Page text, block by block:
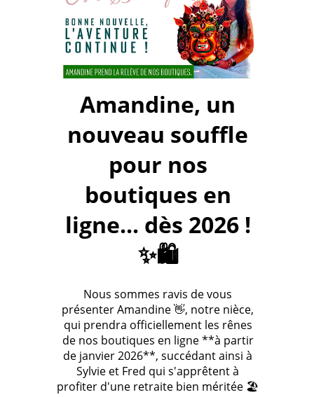
Amandine, un
nouveau souffle
pour nos
boutiques en
ligne... dès 2026 !
✨🛍️
Nous sommes ravis de vous
présenter Amandine 👋, notre nièce,
qui prendra officiellement les rênes
de nos boutiques en ligne **à partir
de janvier 2026**, succédant ainsi à
Sylvie et Fred qui s'apprêtent à
profiter d'une retraite bien méritée 🏖️